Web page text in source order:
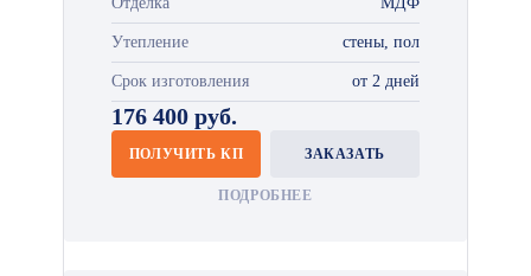
Утепление стены, пол
Срок изготовления от 2 дней
176 400 руб.
ПОЛУЧИТЬ КП ЗАКАЗАТЬ
ПОДРОБНЕЕ